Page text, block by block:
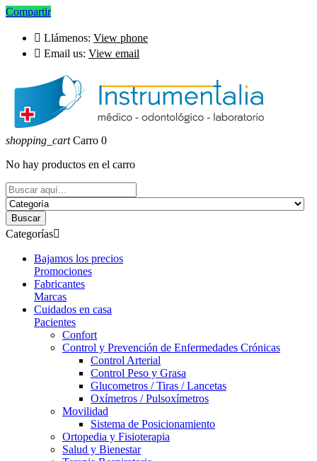
Compartir
 Llámenos: View phone
 Email us: View email
shopping_cart Carro 0
No hay productos en el carro
Buscar
Categorías
Bajamos los precios
Promociones
Fabricantes
Marcas
Cuidados en casa
Pacientes
Confort
Control y Prevención de Enfermedades Crónicas
Control Arterial
Control Peso y Grasa
Glucometros / Tiras / Lancetas
Oxímetros / Pulsoxímetros
Movilidad
Sistema de Posicionamiento
Ortopedia y Fisioterapia
Salud y Bienestar